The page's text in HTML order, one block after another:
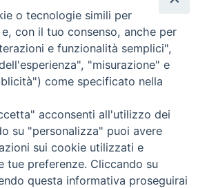
documenti):
(ufficio stampa):
o tecnologie simili per
con il tuo consenso, anche per
e funzionalità semplici",
"misurazione" e
come specificato nella
acconsenti all'utilizzo dei
su "personalizza" puoi avere
sui cookie utilizzati e
tue preferenze. Cliccando su
questa informativa proseguirai